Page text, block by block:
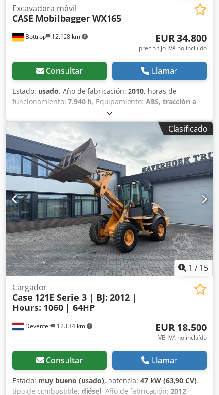
Bottrop 12.128 km
Excavadora móvil
CASE Mobilbagger WX165
EUR 34.800
precio fijo IVA no incluído
Consultar Llamar
Estado: usado, Año de fabricación: 2010, horas de
funcionamiento: 7.940 h, Equipamiento: ABS, tracción a
, MINIESTACIÓN DE EXCAVACIÓN CASE
Tipo: WX165 (Excavadora hidráulica) Número de
homologación: N211 Fabricante del motor: Case Potencia
del motor: 105 kW Horas de funcionamiento: 7940 h Peso
máximo permitido: 18 000 kg Longitud para el transporte:
8,19 m Ancho para el transporte: 1,91 m Altura para el
transporte: 2,89 m Color: Amarillo Dedpfx Ajzripcshvowa -
Control mediante joystick - Pala niveladora - Cámara Con
gusto le brindamos apoyo también en el ámbito de la
financiación/arrendamiento a través de nuestros socios.
Todos los datos son orientativos. Salvo error y omisión.
Clasificado
1 / 15
Deventer 12.134 km
Cargador
Case 121E Serie 3 | BJ: 2012 |
Hours: 1060 | 64HP
EUR 18.500
VB IVA no incluído
Consultar Llamar
Estado: muy bueno (usado), potencia: 47 kW (63,90 CV),
tipo de combustible: diésel, Año de fabricación: 2012,